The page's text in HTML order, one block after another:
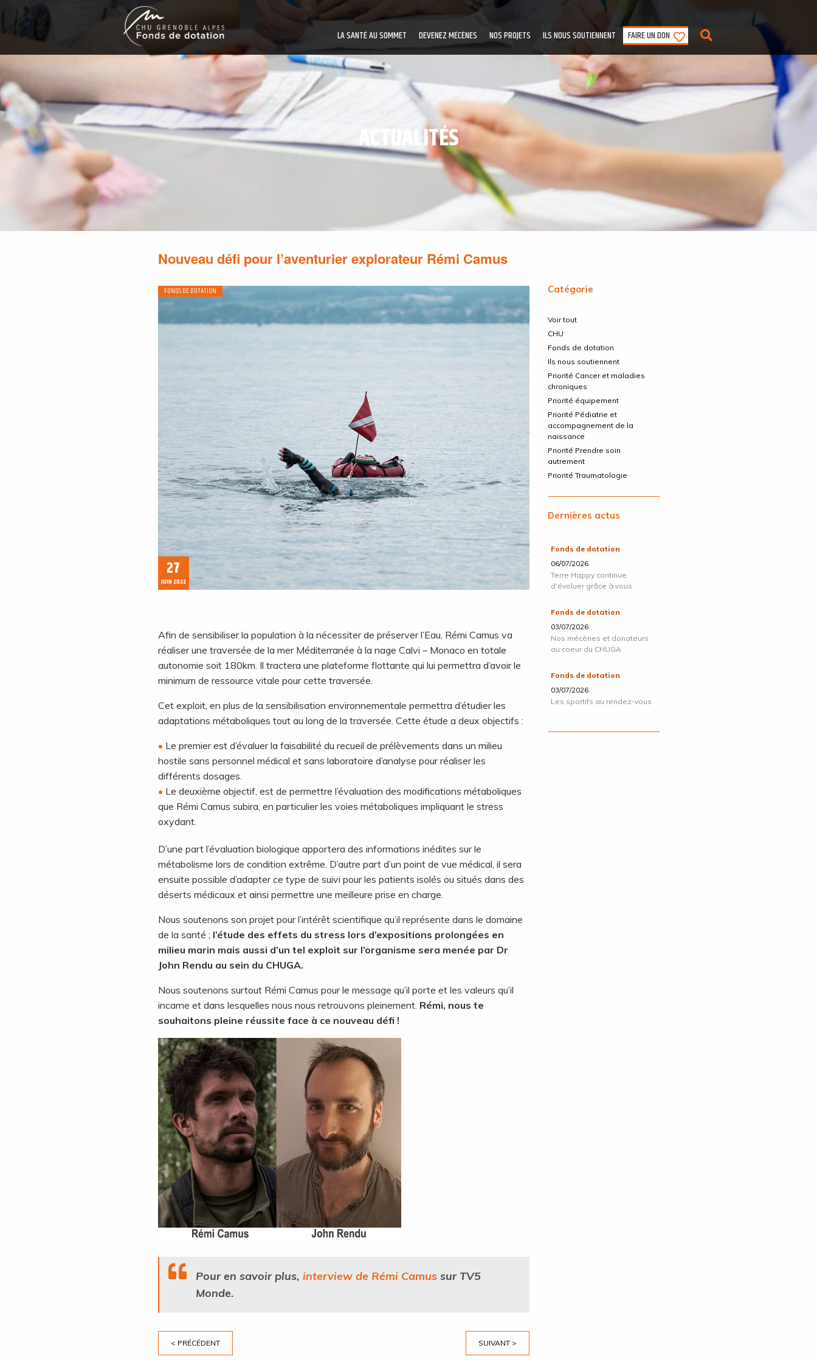
LA SANTÉ AU SOMMET DEVENEZ MÉCÈNES NOS PROJETS ILS NOUS SOUTIENNENT FAIRE UN DON
ACTUALITÉS
Nouveau défi pour l’aventurier explorateur Rémi Camus
FONDS DE DOTATION
27
JUIN 2022
Afin de sensibiliser la population à la nécessiter de préserver l’Eau, Rémi Camus va
réaliser une traversée de la mer Méditerranée à la nage Calvi – Monaco en totale
autonomie soit 180km. Il tractera une plateforme flottante qui lui permettra d’avoir le
minimum de ressource vitale pour cette traversée.
Cet exploit, en plus de la sensibilisation environnementale permettra d’étudier les
adaptations métaboliques tout au long de la traversée. Cette étude a deux objectifs :
Le premier est d’évaluer la faisabilité du recueil de prélèvements dans un milieu
hostile sans personnel médical et sans laboratoire d’analyse pour réaliser les
différents dosages.
Le deuxième objectif, est de permettre l’évaluation des modifications métaboliques
que Rémi Camus subira, en particulier les voies métaboliques impliquant le stress
oxydant.
D’une part l’évaluation biologique apportera des informations inédites sur le
métabolisme lors de condition extrême. D’autre part d’un point de vue médical, il sera
ensuite possible d’adapter ce type de suivi pour les patients isolés ou situés dans des
déserts médicaux et ainsi permettre une meilleure prise en charge.
Nous soutenons son projet pour l’intérêt scientifique qu’il représente dans le domaine
de la santé ; l’étude des effets du stress lors d’expositions prolongées en
milieu marin mais aussi d’un tel exploit sur l’organisme sera menée par Dr
John Rendu au sein du CHUGA.
Nous soutenons surtout Rémi Camus pour le message qu’il porte et les valeurs qu’il
incarne et dans lesquelles nous nous retrouvons pleinement. Rémi, nous te
souhaitons pleine réussite face à ce nouveau défi !
Pour en savoir plus, interview de Rémi Camussur TV5
Monde.
< PRÉCÉDENT SUIVANT >
Catégorie
Voir tout
CHU
Fonds de dotation
Ils nous soutiennent
Priorité Cancer et maladies
chroniques
Priorité équipement
Priorité Pédiatrie et
accompagnement de la
naissance
Priorité Prendre soin
autrement
Priorité Traumatologie
Dernières actus
Fonds de dotation
06/07/2026
Terre Happy continue
d’évoluer grâce à vous
Fonds de dotation
03/07/2026
Nos mécènes et donateurs
au coeur du CHUGA
Fonds de dotation
03/07/2026
Les sportifs au rendez-vous